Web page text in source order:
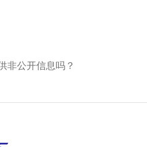
非公开信息吗？